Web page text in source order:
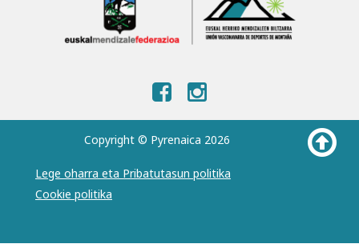
Copyright © Pyrenaica 2026
Lege oharra eta Pribatutasun politika
Cookie politika